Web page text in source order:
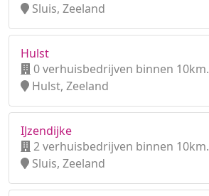
Sluis, Zeeland
Hulst
0 verhuisbedrijven binnen 10km.
Hulst, Zeeland
IJzendijke
2 verhuisbedrijven binnen 10km.
Sluis, Zeeland